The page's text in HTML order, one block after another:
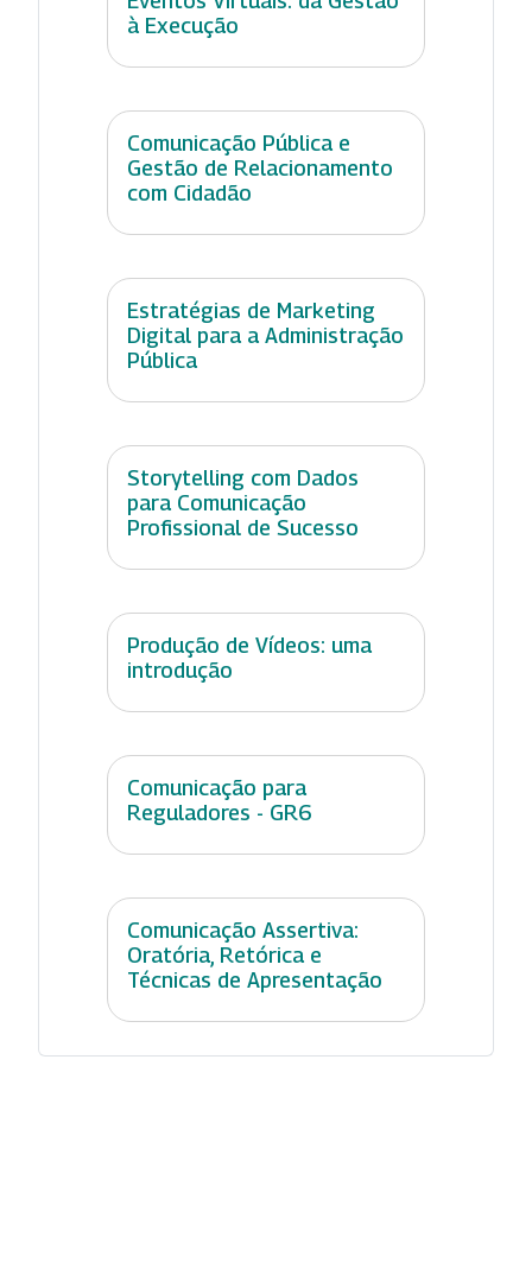
à Execução
Comunicação Pública e
Gestão de Relacionamento
com Cidadão
Estratégias de Marketing
Digital para a Administração
Pública
Storytelling com Dados
para Comunicação
Profissional de Sucesso
Produção de Vídeos: uma
introdução
Comunicação para
Reguladores - GR6
Comunicação Assertiva:
Oratória, Retórica e
Técnicas de Apresentação